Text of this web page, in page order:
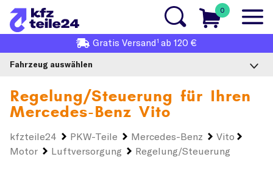
0
Gratis Versand1 ab 120 €
Fahrzeug auswählen
Regelung/Steuerung für Ihren
Mercedes-Benz Vito
kfzteile24 PKW-Teile Mercedes-Benz
Vito
Motor
Luftversorgung Regelung/Steuerung